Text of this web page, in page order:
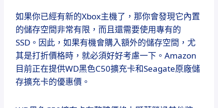
如果你已經有新的Xbox主機了，那你會發現它內置
的儲存空間非常有限，而且還需要使用專有的
SSD。因此，如果有機會購入額外的儲存空間，尤
其是打折價格時，就必須好好考慮一下。Amazon
目前正在提供WD黑色C50擴充卡和Seagate原廠儲
存擴充卡的優惠價。